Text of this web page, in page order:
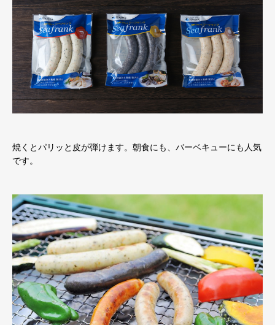
焼くとパリッと皮が弾けます。朝食にも、バーベキューにも人気
です。